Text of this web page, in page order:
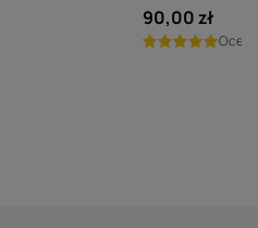
90,00 zł
Ocena